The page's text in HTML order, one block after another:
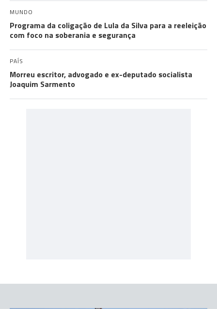
MUNDO
Programa da coligação de Lula da Silva para a reeleição
com foco na soberania e segurança
PAÍS
Morreu escritor, advogado e ex-deputado socialista
Joaquim Sarmento